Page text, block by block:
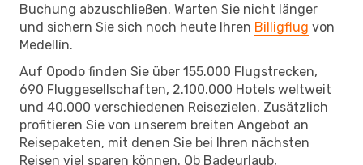
Buchung abzuschließen. Warten Sie nicht länger
und sichern Sie sich noch heute Ihren Billigflug von
Medellín.
Auf Opodo finden Sie über 155.000 Flugstrecken,
690 Fluggesellschaften, 2.100.000 Hotels weltweit
und 40.000 verschiedenen Reisezielen. Zusätzlich
profitieren Sie von unserem breiten Angebot an
Reisepaketen, mit denen Sie bei Ihren nächsten
Reisen viel sparen können. Ob Badeurlaub,